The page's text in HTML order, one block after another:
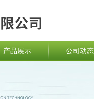
产品展示 公司动态